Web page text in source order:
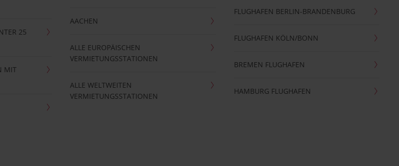
25
MIT
AACHEN
ALLE EUROPÄISCHEN
VERMIETUNGSSTATIONEN
ALLE WELTWEITEN
VERMIETUNGSSTATIONEN
FLUGHAFEN BERLIN-BRANDENBURG
FLUGHAFEN KÖLN/BONN
BREMEN FLUGHAFEN
HAMBURG FLUGHAFEN